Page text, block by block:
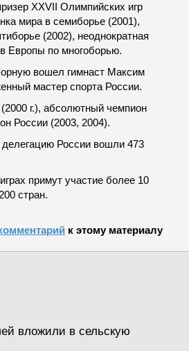
XXVII Олимпийских игр
мира в семиборье (2001),
(2002), неоднократная
Европы по многоборью.
вошел гимнаст Максим
мастер спорта России.
г.), абсолютный чемпион
России (2003, 2004).
России вошли 473
примут участие более 10
стран.
к этому материалу
вложили в сельскую